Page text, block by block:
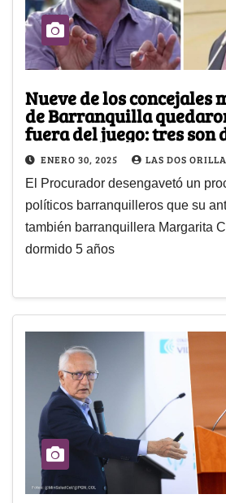
Nueve de los concejales
de Barranquilla
fuera del juego: tres son
ENERO 30, 2025 LAS DOS
El Procurador desengavetó un
políticos barranquilleros que su
también barranquillera Margarita
dormido 5 años